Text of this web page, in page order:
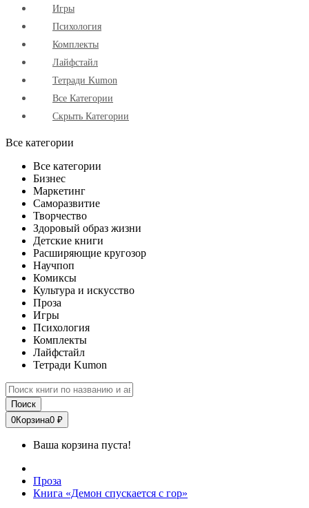
Игры
Психология
Комплекты
Лайфстайл
Тетради Kumon
Все Категории
Скрыть Категории
Все категории
Все категории
Бизнес
Маркетинг
Саморазвитие
Творчество
Здоровый образ жизни
Детские книги
Расширяющие кругозор
Научпоп
Комиксы
Культура и искусство
Проза
Игры
Психология
Комплекты
Лайфстайл
Тетради Kumon
Поиск
0Корзина0 ₽
Ваша корзина пуста!
Проза
Книга «Демон спускается с гор»